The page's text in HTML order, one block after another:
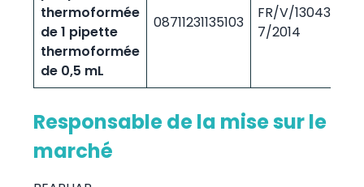
thermoformée
de 1 pipette
thermoformée
de 0,5 mL
08711231135103
FR/V/1304315
7/2014
Responsable de la mise sur le
marché